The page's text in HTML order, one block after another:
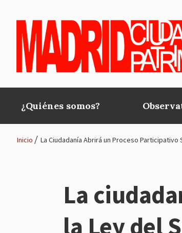
Main
navigation
¿Quiénes somos?
navegación
Inicio La Ciudadanía Abrirá un Proceso
La
la Ley del